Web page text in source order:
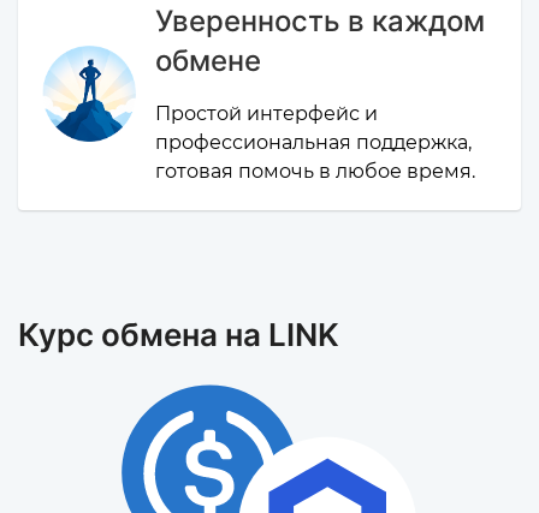
Уверенность в каждом
обмене
Простой интерфейс и
профессиональная поддержка,
готовая помочь в любое время.
Курс обмена на LINK